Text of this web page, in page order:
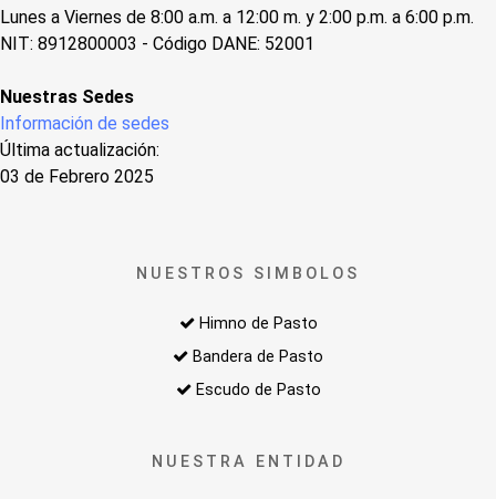
Lunes a Viernes de 8:00 a.m. a 12:00 m. y 2:00 p.m. a 6:00 p.m.
NIT: 8912800003 - Código DANE: 52001
Nuestras Sedes
Información de sedes
Última actualización:
03 de Febrero 2025
NUESTROS SIMBOLOS
Himno de Pasto
Bandera de Pasto
Escudo de Pasto
NUESTRA ENTIDAD